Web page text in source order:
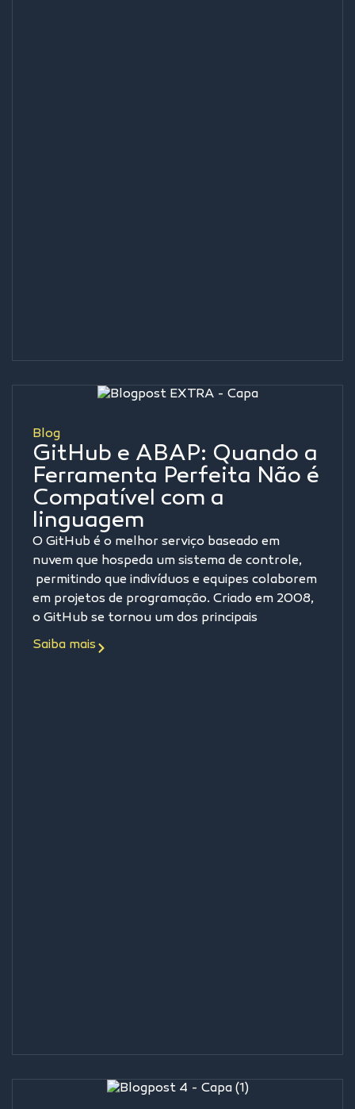
Blog
GitHub e ABAP: Quando a
Ferramenta Perfeita Não é
Compatível com a
linguagem
O GitHub é o melhor serviço baseado em
nuvem que hospeda um sistema de controle,
permitindo que indivíduos e equipes colaborem
em projetos de programação. Criado em 2008,
o GitHub se tornou um dos principais
Saiba mais